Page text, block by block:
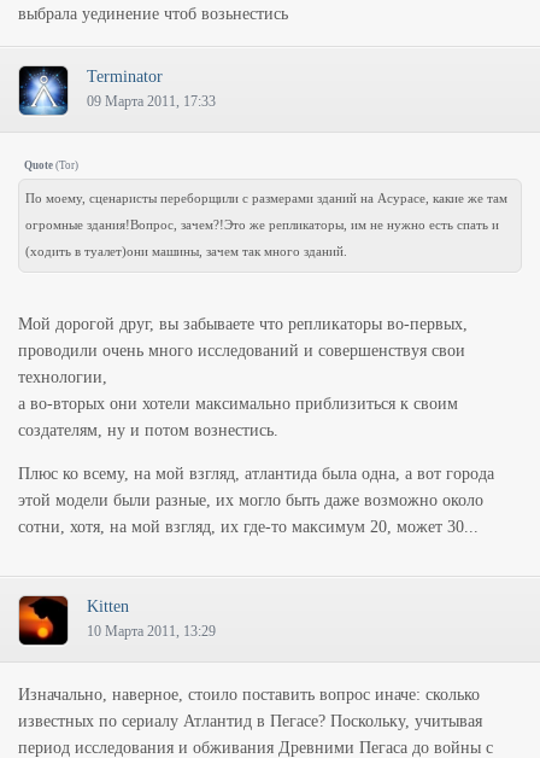
выбрала уединение чтоб возьнестись
Terminator
09 Марта 2011, 17:33
Quote (Tor)
По моему, сценаристы переборщили с размерами зданий на Асурасе, какие же там
огромные здания!Вопрос, зачем?!Это же репликаторы, им не нужно есть спать и
(ходить в туалет)они машины, зачем так много зданий.
Мой дорогой друг, вы забываете что репликаторы во-первых,
проводили очень много исследований и совершенствуя свои
технологии,
а во-вторых они хотели максимально приблизиться к своим
создателям, ну и потом вознестись.
Плюс ко всему, на мой взгляд, атлантида была одна, а вот города
этой модели были разные, их могло быть даже возможно около
сотни, хотя, на мой взгляд, их где-то максимум 20, может 30...
Kitten
10 Марта 2011, 13:29
Изначально, наверное, стоило поставить вопрос иначе: сколько
известных по сериалу Атлантид в Пегасе? Поскольку, учитывая
период исследования и обживания Древними Пегаса до войны с